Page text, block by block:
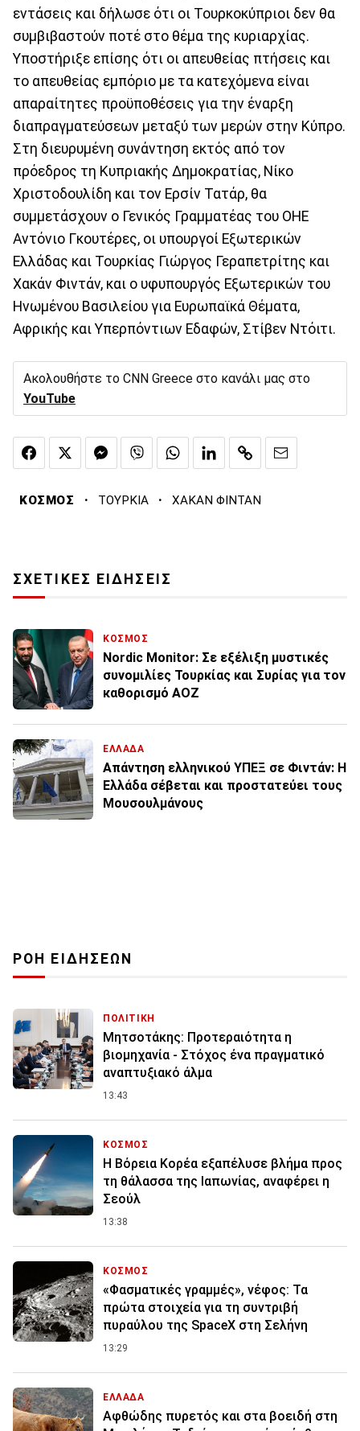
εντάσεις και δήλωσε ότι οι Τουρκοκύπριοι δεν θα
συμβιβαστούν ποτέ στο θέμα της κυριαρχίας.
Υποστήριξε επίσης ότι οι απευθείας πτήσεις και
το απευθείας εμπόριο με τα κατεχόμενα είναι
απαραίτητες προϋποθέσεις για την έναρξη
διαπραγματεύσεων μεταξύ των μερών στην Κύπρο.
Στη διευρυμένη συνάντηση εκτός από τον
πρόεδρος τη Κυπριακής Δημοκρατίας, Νίκο
Χριστοδουλίδη και τον Ερσίν Τατάρ, θα
συμμετάσχουν ο Γενικός Γραμματέας του ΟΗΕ
Αντόνιο Γκουτέρες, οι υπουργοί Εξωτερικών
Ελλάδας και Τουρκίας Γιώργος Γεραπετρίτης και
Χακάν Φιντάν, και ο υφυπουργός Εξωτερικών του
Ηνωμένου Βασιλείου για Ευρωπαϊκά Θέματα,
Αφρικής και Υπερπόντιων Εδαφών, Στίβεν Ντόιτι.
Ακολουθήστε το CNN Greece στο κανάλι μας στο
YouTube
ΚΟΣΜΟΣ · ΤΟΥΡΚΙΑ · ΧΑΚΑΝ ΦΙΝΤΑΝ
ΣΧΕΤΙΚΕΣ ΕΙΔΗΣΕΙΣ
ΚΟΣΜΟΣ
Nordic Monitor: Σε εξέλιξη μυστικές
συνομιλίες Τουρκίας και Συρίας για τον
καθορισμό ΑΟΖ
ΕΛΛΑΔΑ
Απάντηση ελληνικού ΥΠΕΞ σε Φιντάν: Η
Ελλάδα σέβεται και προστατεύει τους
Μουσουλμάνους
ΡΟΗ ΕΙΔΗΣΕΩΝ
ΠΟΛΙΤΙΚΗ
Μητσοτάκης: Προτεραιότητα η
βιομηχανία - Στόχος ένα πραγματικό
αναπτυξιακό άλμα
13:43
ΚΟΣΜΟΣ
Η Βόρεια Κορέα εξαπέλυσε βλήμα προς
τη θάλασσα της Ιαπωνίας, αναφέρει η
Σεούλ
13:38
ΚΟΣΜΟΣ
«Φασματικές γραμμές», νέφος: Τα
πρώτα στοιχεία για τη συντριβή
πυραύλου της SpaceX στη Σελήνη
13:29
ΕΛΛΑΔΑ
Αφθώδης πυρετός και στα βοειδή στη